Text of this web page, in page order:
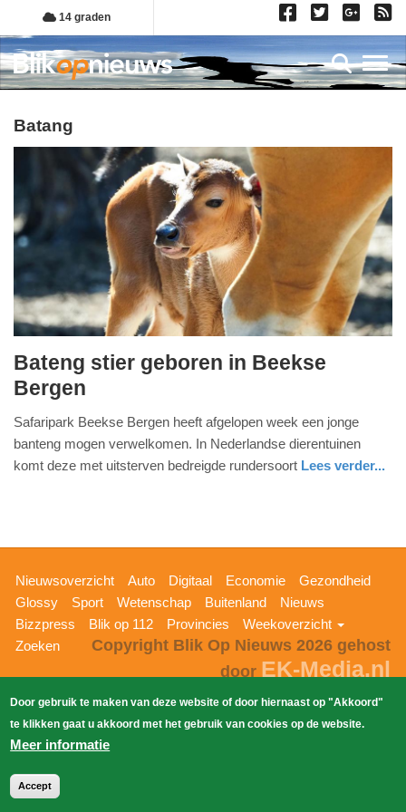
Overslaan
en
naar
de
gaan
14 graden
batang
maandag,
augustus
2020
-
04-
2025
09:10
Bateng stier geboren in Beekse
Bergen
Safaripark Beekse Bergen heeft afgelopen week een jonge
banteng mogen verwelkomen. In Nederlandse dierentuinen
komt deze met uitsterven bedreigde rundersoort Lees verder...
Hoofdnavigatie
Nieuwsoverzicht Auto Digitaal Economie
Gezondheid
Glossy
Sport Wetenschap Buitenland
Nieuws
Bizzpress
Blik op 112 Provincies
Weekoverzicht
Zoeken
Copyright Blik Op Nieuws 2026 gehost
door EK-Media.nl
Door gebruik te maken van deze website of door hiernaast op "Akkoord"
te klikken gaat u akkoord met het gebruik van cookies op de website.
Meer informatie
Accept